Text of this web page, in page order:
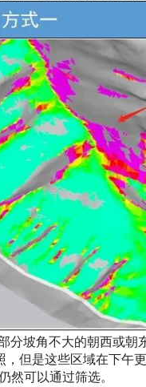
角不大的朝西或朝
但是这些区域在下午
然可以通过筛选。